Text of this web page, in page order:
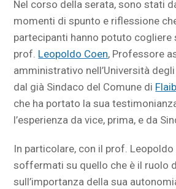
Nel corso della serata, sono stati
momenti di spunto e riflessione
partecipanti hanno potuto cogliere
prof. Leopoldo Coen, Professore
amministrativo nell’Università
dal già Sindaco del Comune di
che ha portato la sua
l’esperienza da vice, prima, e da
In particolare, con il prof. Leopoldo
soffermati su quello che è il ruolo
sull’importanza della sua